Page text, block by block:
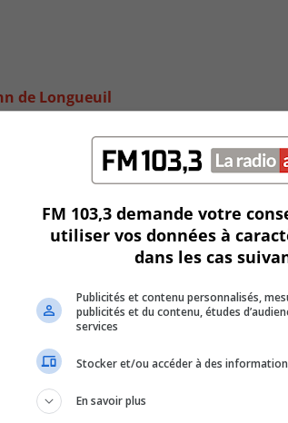
de Longueuil
FM 103,3 demande votre
utiliser vos données à
dans les cas
Publicités et contenu personnalisés,
publicités et du contenu, études
services
Stocker et/ou accéder à des
En savoir plus